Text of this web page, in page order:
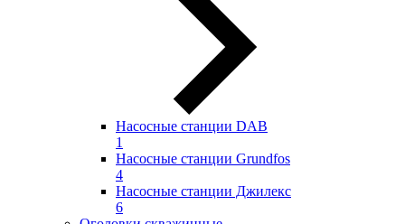
Насосные станции DAB
1
Насосные станции Grundfos
4
Насосные станции Джилекс
6